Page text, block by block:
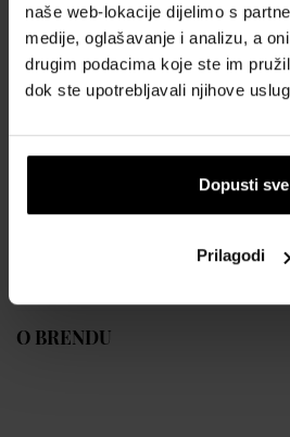
naše web-lokacije dijelimo s
medije, oglašavanje i analizu, a
drugim podacima koje ste im
dok ste upotrebljavali njihove
Dopusti sve
Prilagodi
Peony & Blush Suede je kolonjska voda
Cvjetni miris lansiran 2013. godine.
Gornja nota:crvena jabuka
ruža, božur, jasmin,
Bazna nota:antilop
O BRENDU